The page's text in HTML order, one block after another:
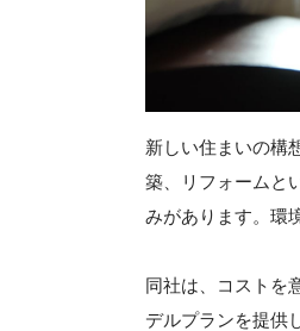
新しい住まいの構
築、リフォームと
みがあります。環
同社は、コストを
デルプランを提供